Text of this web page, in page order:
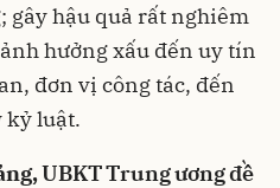
gây hậu quả rất nghiêm
hưởng xấu đến uy tín
đơn vị công tác, đến
kỷ luật.
UBKT Trung ương đề